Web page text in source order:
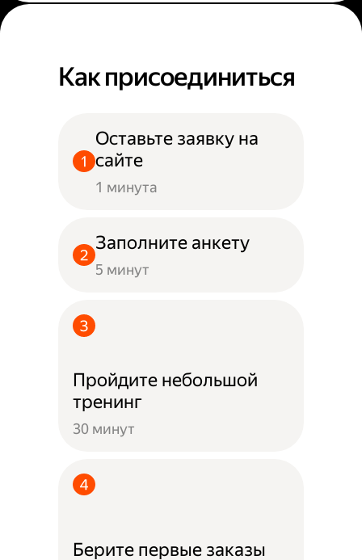
Как присоединиться
Оставьте заявку на
сайте
1 минута
Заполните анкету
5 минут
Пройдите небольшой
тренинг
30 минут
Берите первые заказы